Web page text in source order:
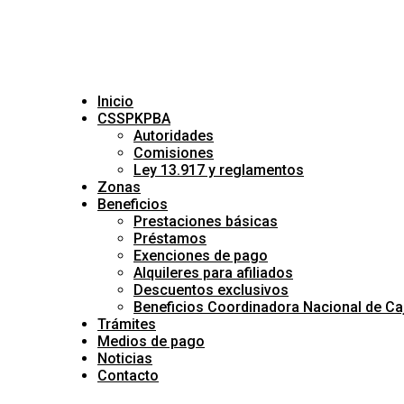
Inicio
CSSPKPBA
Autoridades
Comisiones
Ley 13.917 y reglamentos
Zonas
Beneficios
Prestaciones básicas
Préstamos
Exenciones de pago
Alquileres para afiliados
Descuentos exclusivos
Beneficios Coordinadora Nacional de
Trámites
Medios de pago
Noticias
Contacto